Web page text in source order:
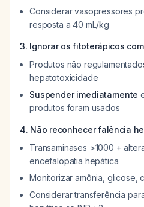
Considerar vasopressores
resposta a 40 mL/kg
3. Ignorar os fitoterápicos
Produtos não
hepatotoxicidade
Suspender imediatamente
produtos foram usados
4. Não reconhecer falência
Transaminases >1000 +
encefalopatia hepática
Monitorizar amônia, glicose,
Considerar transferência